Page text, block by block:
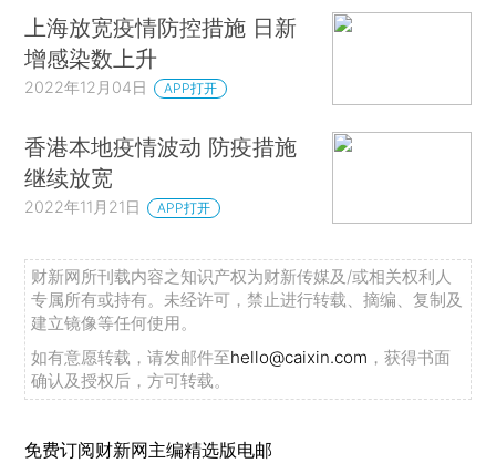
上海放宽疫情防控措施 日新
增感染数上升
2022年12月04日 APP打开
香港本地疫情波动 防疫措施
继续放宽
2022年11月21日 APP打开
财新网所刊载内容之知识产权为财新传媒及/或相关权利人
专属所有或持有。未经许可，禁止进行转载、摘编、复制及
建立镜像等任何使用。
如有意愿转载，请发邮件至hello@caixin.com ，获得书面
确认及授权后，方可转载。
免费订阅财新网主编精选版电邮